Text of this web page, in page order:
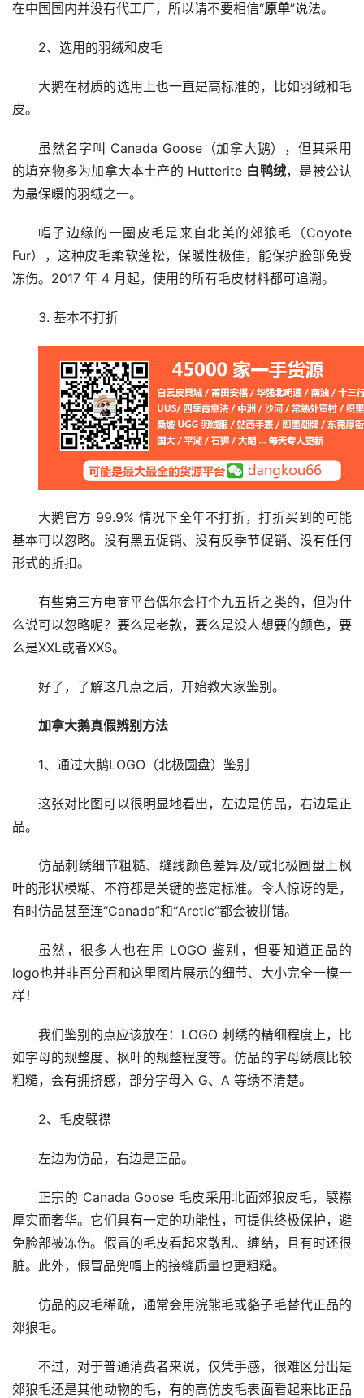
在中国国内并没有代工厂，所以请不要相信“原单”说法。
2、选用的羽绒和皮毛
大鹅在材质的选用上也一直是高标准的，比如羽绒和毛
皮。
虽然名字叫 Canada Goose（加拿大鹅），但其采用
的填充物多为加拿大本土产的 Hutterite 白鸭绒，是被公认
为最保暖的羽绒之一。
帽子边缘的一圈皮毛是来自北美的郊狼毛（Coyote
Fur），这种皮毛柔软蓬松，保暖性极佳，能保护脸部免受
冻伤。2017 年 4 月起，使用的所有毛皮材料都可追溯。
3. 基本不打折
大鹅官方 99.9% 情况下全年不打折，打折买到的可能
基本可以忽略。没有黑五促销、没有反季节促销、没有任何
形式的折扣。
有些第三方电商平台偶尔会打个九五折之类的，但为什
么说可以忽略呢？要么是老款，要么是没人想要的颜色，要
么是XXL或者XXS。
好了，了解这几点之后，开始教大家鉴别。
加拿大鹅真假辨别方法
1、通过大鹅LOGO（北极圆盘）鉴别
这张对比图可以很明显地看出，左边是仿品，右边是正
品。
仿品刺绣细节粗糙、缝线颜色差异及/或北极圆盘上枫
叶的形状模糊、不符都是关键的鉴定标准。令人惊讶的是，
有时仿品甚至连“Canada”和“Arctic”都会被拼错。
虽然，很多人也在用 LOGO 鉴别，但要知道正品的
logo也并非百分百和这里图片展示的细节、大小完全一模一
样！
我们鉴别的点应该放在：LOGO 刺绣的精细程度上，比
如字母的规整度、枫叶的规整程度等。仿品的字母绣痕比较
粗糙，会有拥挤感，部分字母入 G、A 等绣不清楚。
2、毛皮襞襟
左边为仿品，右边是正品。
正宗的 Canada Goose 毛皮采用北面郊狼皮毛，襞襟
厚实而奢华。它们具有一定的功能性，可提供终极保护，避
免脸部被冻伤。假冒的毛皮看起来散乱、缠结，且有时还很
脏。此外，假冒品兜帽上的接缝质量也更粗糙。
仿品的皮毛稀疏，通常会用浣熊毛或貉子毛替代正品的
郊狼毛。
不过，对于普通消费者来说，仅凭手感，很难区分出是
郊狼毛还是其他动物的毛，有的高仿皮毛表面看起来比正品